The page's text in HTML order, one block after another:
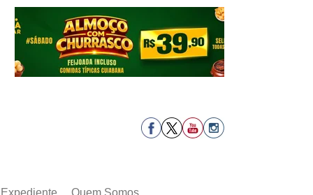
Expediente Quem Somos